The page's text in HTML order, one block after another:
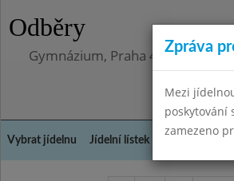
Odběry
Gymnázium, Praha 4,
Vybrat jídelnu Jídelní lístek
Zpráva
Mezi
poskytování
zamezeno